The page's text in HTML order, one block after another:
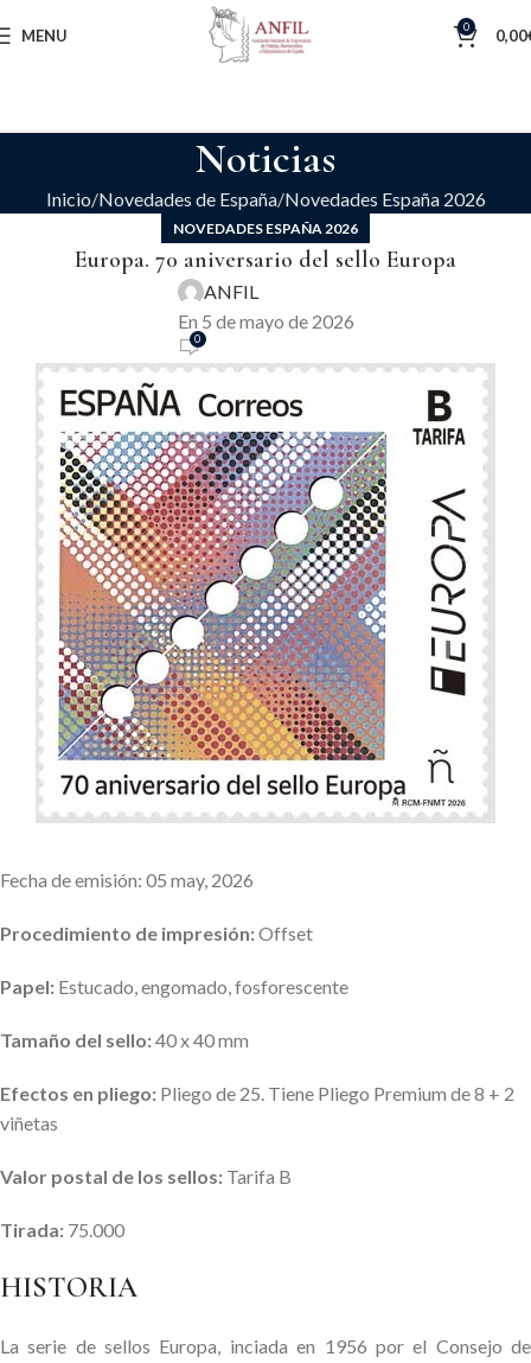
MENU 0 0,00
Noticias
Inicio Novedades de España Novedades España 2026
NOVEDADES ESPAÑA 2026
Europa. 70 aniversario del sello Europa
ANFIL
En 5 de mayo de 2026
0
Fecha de emisión: 05 may, 2026
Procedimiento de impresión:Offset
Papel: Estucado, engomado, fosforescente
Tamaño del sello:40 x 40 mm
Efectos en pliego: Pliego de 25. Tiene Pliego Premium de 8 + 2
viñetas
Valor postal de los sellos: Tarifa B
Tirada: 75.000
HISTORIA
La serie de sellos Europa, inciada en 1956 por el Consejo de